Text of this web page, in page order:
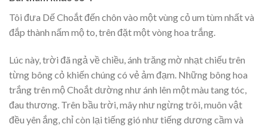
Tôi đưa Dế Choắt đến chôn vào một vùng cỏ um tùm nhất và
đắp thành nấm mộ to, trên đặt một vòng hoa trắng.
Lúc này, trời đã ngả về chiều, ánh trăng mờ nhạt chiếu trên
từng bông cỏ khiến chúng có vẻ ảm đạm. Những bông hoa
trắng trên mộ Choắt dường như ánh lên một màu tang tóc,
đau thương. Trên bầu trời, mây như ngừng trôi, muôn vật
đều yên ắng, chỉ còn lại tiếng gió như tiếng dương cầm và